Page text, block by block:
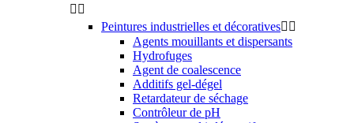
 
Peintures industrielles et décoratives 
Agents mouillants et dispersants
Hydrofuges
Agent de coalescence
Additifs gel-dégel
Retardateur de séchage
Contrôleur de pH